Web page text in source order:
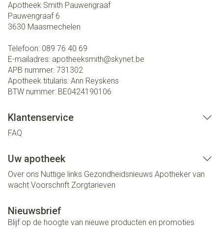
Apotheek Smith Pauwengraaf
Pauwengraaf 6
3630 Maasmechelen
Telefoon: 089 76 40 69
E-mailadres: apotheeksmith@skynet.be
APB nummer: 731302
Apotheek titularis: Ann Reyskens
BTW nummer: BE0424190106
Klantenservice
FAQ
Uw apotheek
Over ons Nuttige links Gezondheidsnieuws Apotheker van
wacht Voorschrift Zorgtarieven
Nieuwsbrief
Blijf op de hoogte van nieuwe producten en promoties